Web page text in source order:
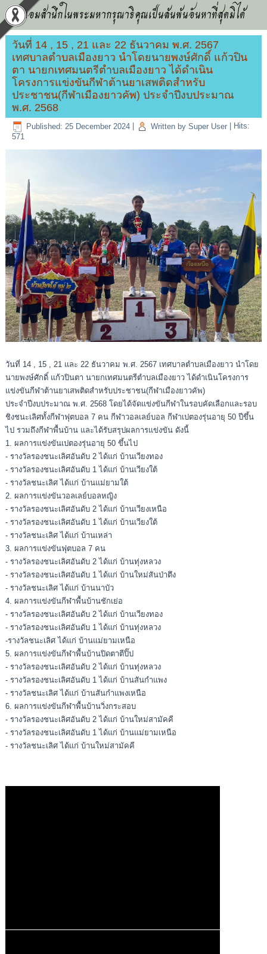
น้อมสำนึกในพระมหากรุณาธิคุณเป็นล้นพ้นอันหาที่สุดมิได้
วันที่ 14 , 15 , 21 และ 22 ธันวาคม พ.ศ. 2567
เทศบาลตำบลเมืองยาว นำโดยนายพงษ์ศักดิ์ แก้วปิน
ตา นายกเทศมนตรีตำบลเมืองยาว ได้ดำเนิน
โครงการแข่งขันกีฬาต้านยาเสพติดสำหรับ
ประชาชน(กีฬาเมืองยาวคัพ) ประจำปีงบประมาณ
พ.ศ. 2568
Published: 25 December 2024 Written by Super User
Hits:
571
วันที่ 14 , 15 , 21 และ 22 ธันวาคม พ.ศ. 2567 เทศบาลตำบลเมืองยาว นำโดย
นายพงษ์ศักดิ์ แก้วปินตา นายกเทศมนตรีตำบลเมืองยาว ได้ดำเนินโครงการ
แข่งขันกีฬาต้านยาเสพติดสำหรับประชาชน(กีฬาเมืองยาวคัพ)
ประจำปีงบประมาณ พ.ศ. 2568 โดยได้จัดแข่งขันกีฬาในรอบคัดเลือกและรอบ
ชิงชนะเลิศทั้งกีฬาฟุตบอล 7 คน กีฬาวอลเลย์บอล กีฬาเปตองรุ่นอายุ 50 ปีขึ้น
ไป รวมถึงกีฬาพื้นบ้าน และได้รับสรุปผลการแข่งขัน ดังนี้
1. ผลการแข่งขันเปตองรุ่นอายุ 50 ขึ้นไป
- รางวัลรองชนะเลิศอันดับ 2 ได้แก่ บ้านเวียงทอง
- รางวัลรองชนะเลิศอันดับ 1 ได้แก่ บ้านเวียงใต้
- รางวัลชนะเลิศ ได้แก่ บ้านแม่ยามใต้
2. ผลการแข่งขันวอลเลย์บอลหญิง
- รางวัลรองชนะเลิศอันดับ 2 ได้แก่ บ้านเวียงเหนือ
- รางวัลรองชนะเลิศอันดับ 1 ได้แก่ บ้านเวียงใต้
- รางวัลชนะเลิศ ได้แก่ บ้านเหล่า
3. ผลการแข่งขันฟุตบอล 7 คน
- รางวัลรองชนะเลิศอันดับ 2 ได้แก่ บ้านทุ่งหลวง
- รางวัลรองชนะเลิศอันดับ 1 ได้แก่ บ้านใหม่สันป่าตึง
- รางวัลชนะเลิศ ได้แก่ บ้านนาบัว
4. ผลการแข่งขันกีฬาพื้นบ้านชักเย่อ
- รางวัลรองชนะเลิศอันดับ 2 ได้แก่ บ้านเวียงทอง
- รางวัลรองชนะเลิศอันดับ 1 ได้แก่ บ้านทุ่งหลวง
-รางวัลชนะเลิศ ได้แก่ บ้านแม่ยามเหนือ
5. ผลการแข่งขันกีฬาพื้นบ้านปิดตาตีปิ๊ป
- รางวัลรองชนะเลิศอันดับ 2 ได้แก่ บ้านทุ่งหลวง
- รางวัลรองชนะเลิศอันดับ 1 ได้แก่ บ้านสันกำแพง
- รางวัลชนะเลิศ ได้แก่ บ้านสันกำแพงเหนือ
6. ผลการแข่งขันกีฬาพื้นบ้านวิ่งกระสอบ
- รางวัลรองชนะเลิศอันดับ 2 ได้แก่ บ้านใหม่สามัคคี
- รางวัลรองชนะเลิศอันดับ 1 ได้แก่ บ้านแม่ยามเหนือ
- รางวัลชนะเลิศ ได้แก่ บ้านใหม่สามัคคี